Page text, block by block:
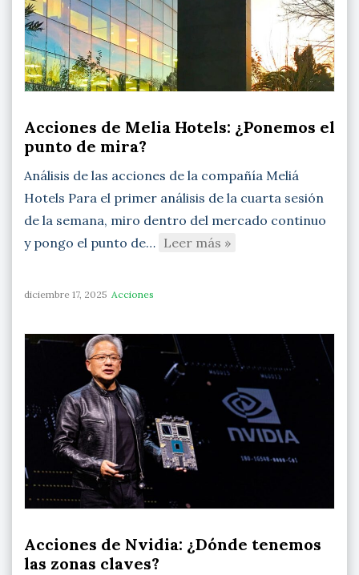
Acciones de Melia Hotels: ¿Ponemos el
punto de mira?
Análisis de las acciones de la compañía Meliá
Hotels Para el primer análisis de la cuarta sesión
de la semana, miro dentro del mercado continuo
y pongo el punto de… Leer más »
diciembre 17, 2025 Acciones
Acciones de Nvidia: ¿Dónde tenemos
las zonas claves?